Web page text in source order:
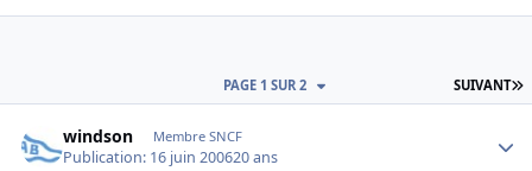
SUIVANT
PAGE 1 SUR 2
windson Membre SNCF
Publication: 16 juin 200620 ans